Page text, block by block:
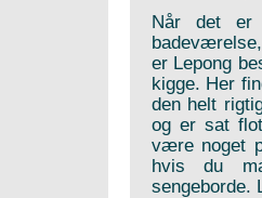
Når det er
er Lepong
kigge. Her
den helt
og er sat
være noget
hvis du
sengeborde.